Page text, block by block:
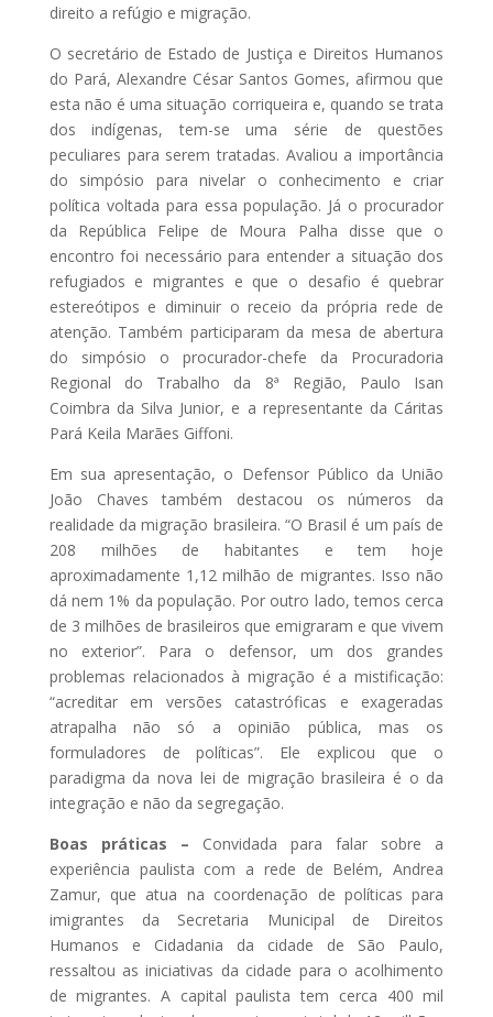
direito a refúgio e migração.
O secretário de Estado de Justiça e Direitos Humanos
do Pará, Alexandre César Santos Gomes, afirmou que
esta não é uma situação corriqueira e, quando se trata
dos indígenas, tem-se uma série de questões
peculiares para serem tratadas. Avaliou a importância
do simpósio para nivelar o conhecimento e criar
política voltada para essa população. Já o procurador
da República Felipe de Moura Palha disse que o
encontro foi necessário para entender a situação dos
refugiados e migrantes e que o desafio é quebrar
estereótipos e diminuir o receio da própria rede de
atenção. Também participaram da mesa de abertura
do simpósio o procurador-chefe da Procuradoria
Regional do Trabalho da 8ª Região, Paulo Isan
Coimbra da Silva Junior, e a representante da Cáritas
Pará Keila Marães Giffoni.
Em sua apresentação, o Defensor Público da União
João Chaves também destacou os números da
realidade da migração brasileira. “O Brasil é um país de
208 milhões de habitantes e tem hoje
aproximadamente 1,12 milhão de migrantes. Isso não
dá nem 1% da população. Por outro lado, temos cerca
de 3 milhões de brasileiros que emigraram e que vivem
no exterior”. Para o defensor, um dos grandes
problemas relacionados à migração é a mistificação:
“acreditar em versões catastróficas e exageradas
atrapalha não só a opinião pública, mas os
formuladores de políticas”. Ele explicou que o
paradigma da nova lei de migração brasileira é o da
integração e não da segregação.
Boas práticas – Convidada para falar sobre a
experiência paulista com a rede de Belém, Andrea
Zamur, que atua na coordenação de políticas para
imigrantes da Secretaria Municipal de Direitos
Humanos e Cidadania da cidade de São Paulo,
ressaltou as iniciativas da cidade para o acolhimento
de migrantes. A capital paulista tem cerca 400 mil